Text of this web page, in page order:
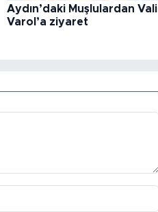
Aydın’daki Muşlulardan Vali
Varol’a ziyaret